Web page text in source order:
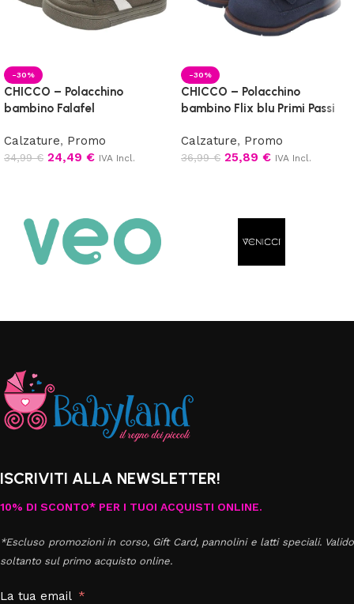
-30%
CHICCO – Polacchino
bambino Falafel
Calzature, Promo
34,99€ 24,49 € IVA Incl.
-30%
CHICCO – Polacchino
bambino Flix blu Primi Passi
Calzature, Promo
36,99€ 25,89 € IVA Incl.
ISCRIVITI ALLA NEWSLETTER!
10% DI SCONTO* PER I TUOI ACQUISTI ONLINE.
*Escluso promozioni in corso, Gift Card, pannolini e latti speciali. Valido
soltanto sul primo acquisto online.
La tua email